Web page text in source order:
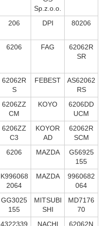
Sp.z.o.o.
206 DPI 80206
6206 FAG
62062R
SR
62062R
S
FEBEST
AS62062
RS
6206ZZ
CM
KOYO
6206DD
UCM
6206ZZ
C3
KOYOR
AD
62062R
SCM
6206 MAZDA
G56925
155
K996068
2064
MAZDA
9960682
064
GG3025
155
MITSUBI
SHI
MD7176
70
4322339 NACHI 62062N